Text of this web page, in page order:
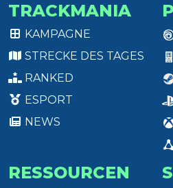
TRACKMANIA
KAMPAGNE
STRECKE DES TAGES
RANKED
ESPORT
NEWS
RESSOURCEN